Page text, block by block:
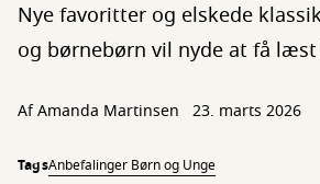
Nye favoritter og elskede
og børnebørn vil nyde at få
AfAmanda Martinsen 23. marts 2026
TagsAnbefalinger Børn og Unge